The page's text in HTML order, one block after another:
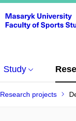
Study
Research projects